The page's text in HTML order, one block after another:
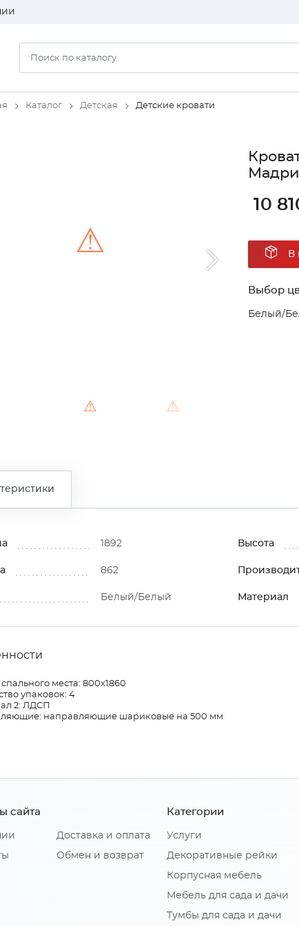
Каталог Детская Детские кровати
⚠ ⚠
⚠
10
В
Выбор
Белый/
1892 Высота
862
Белый/Белый Материал
места: 800х1860
упаковок: 4
2: ЛДСП
направляющие шариковые на 500 мм
сайта
Доставка и оплата
Обмен и возврат
Категории
Услуги
Декоративные рейки
Корпусная мебель
Мебель для сада и дачи
Тумбы для сада и дачи